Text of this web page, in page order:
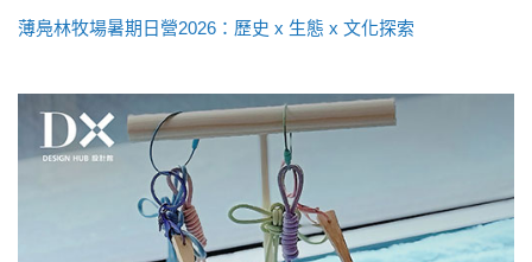
薄鳧林牧場暑期日營2026：歷史 x 生態 x 文化探索